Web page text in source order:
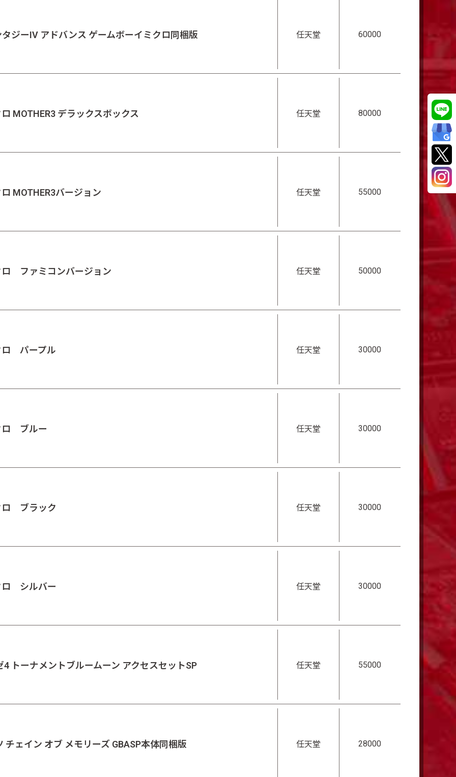
ジーIV アドバンス ゲームボーイミクロ同梱版 任天堂 60000
MOTHER3 デラックスボックス 任天堂 80000
MOTHER3バージョン 任天堂 55000
ロ ファミコンバージョン 任天堂 50000
ロ パープル 任天堂 30000
ロ ブルー 任天堂 30000
ロ ブラック 任天堂 30000
ロ シルバー 任天堂 30000
4 トーナメントブルームーン アクセスセットSP 任天堂 55000
チェイン オブ メモリーズ GBASP本体同梱版 任天堂 28000